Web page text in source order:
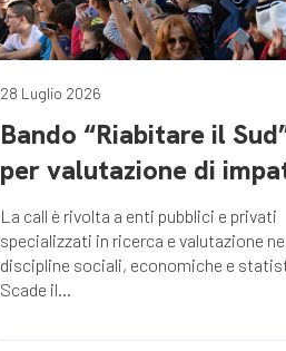
28 Luglio 2026
Bando “Riabitare il
per valutazione di
La call è rivolta a enti pubblici e privati
specializzati in ricerca e valutazione
discipline sociali, economiche e
Scade il...